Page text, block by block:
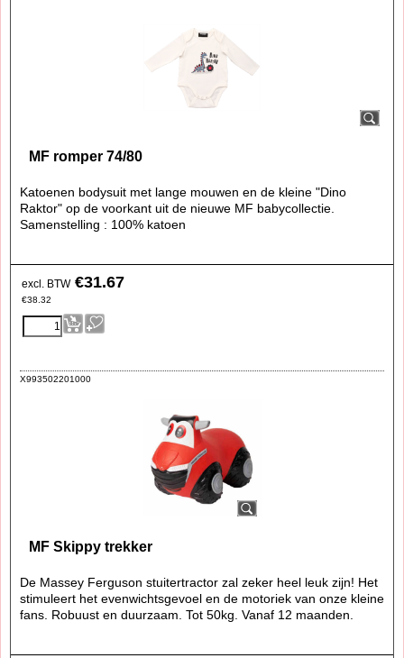
MF romper 74/80
Katoenen bodysuit met lange mouwen en de kleine "Dino
Raktor" op de voorkant uit de nieuwe MF babycollectie.
Samenstelling : 100% katoen
excl. BTW €31.67
€38.32
X993502201000
MF Skippy trekker
De Massey Ferguson stuitertractor zal zeker heel leuk zijn! Het
stimuleert het evenwichtsgevoel en de motoriek van onze kleine
fans. Robuust en duurzaam. Tot 50kg. Vanaf 12 maanden.